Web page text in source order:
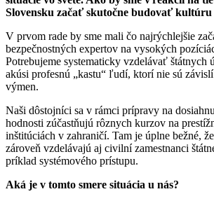
Slovensku začať skutočne budovať
V prvom rade by sme mali čo najrýchlejšie
bezpečnostných expertov na vysokých
Potrebujeme systematicky vzdelávať
akúsi profesnú „kastu“ ľudí, ktorí nie sú
výmen.
Naši dôstojníci sa v rámci prípravy na
hodnosti zúčastňujú rôznych kurzov na
inštitúciách v zahraničí. Tam je úplne bežné,
zároveň vzdelávajú aj civilní zamestnanci
príklad systémového prístupu.
Aká je v tomto smere situácia u nás?